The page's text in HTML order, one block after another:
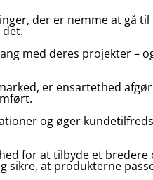
der er nemme at gå
med deres projekter –
er ensartethed
og øger
for at tilbyde et
sikre, at produkterne